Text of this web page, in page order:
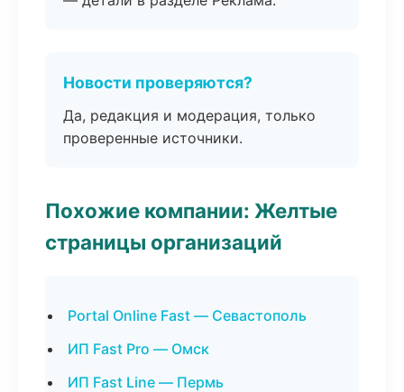
Новости проверяются?
Да, редакция и модерация, только
проверенные источники.
Похожие компании: Желтые
страницы организаций
Portal Online Fast — Севастополь
ИП Fast Pro — Омск
ИП Fast Line — Пермь